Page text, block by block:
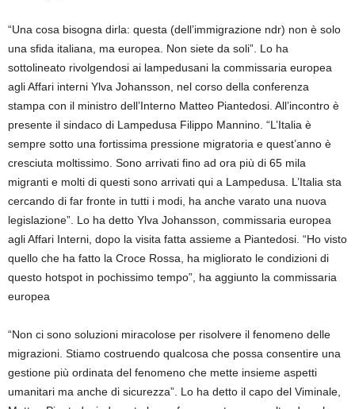
“Una cosa bisogna dirla: questa (dell’immigrazione ndr) non è solo
una sfida italiana, ma europea. Non siete da soli”. Lo ha
sottolineato rivolgendosi ai lampedusani la commissaria europea
agli Affari interni Ylva Johansson, nel corso della conferenza
stampa con il ministro dell’Interno Matteo Piantedosi. All’incontro è
presente il sindaco di Lampedusa Filippo Mannino. “L’Italia è
sempre sotto una fortissima pressione migratoria e quest’anno è
cresciuta moltissimo. Sono arrivati fino ad ora più di 65 mila
migranti e molti di questi sono arrivati qui a Lampedusa. L’Italia sta
cercando di far fronte in tutti i modi, ha anche varato una nuova
legislazione”. Lo ha detto Ylva Johansson, commissaria europea
agli Affari Interni, dopo la visita fatta assieme a Piantedosi. “Ho visto
quello che ha fatto la Croce Rossa, ha migliorato le condizioni di
questo hotspot in pochissimo tempo”, ha aggiunto la commissaria
europea
“Non ci sono soluzioni miracolose per risolvere il fenomeno delle
migrazioni. Stiamo costruendo qualcosa che possa consentire una
gestione più ordinata del fenomeno che mette insieme aspetti
umanitari ma anche di sicurezza”. Lo ha detto il capo del Viminale,